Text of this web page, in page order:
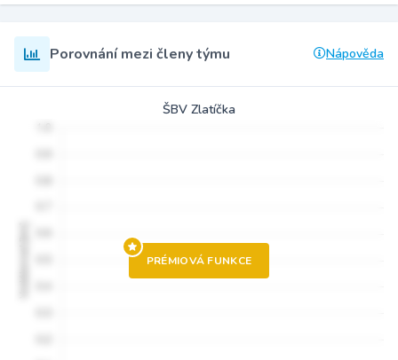
Porovnání mezi členy týmu Nápověda
ŠBV Zlatíčka
PRÉMIOVÁ FUNKCE